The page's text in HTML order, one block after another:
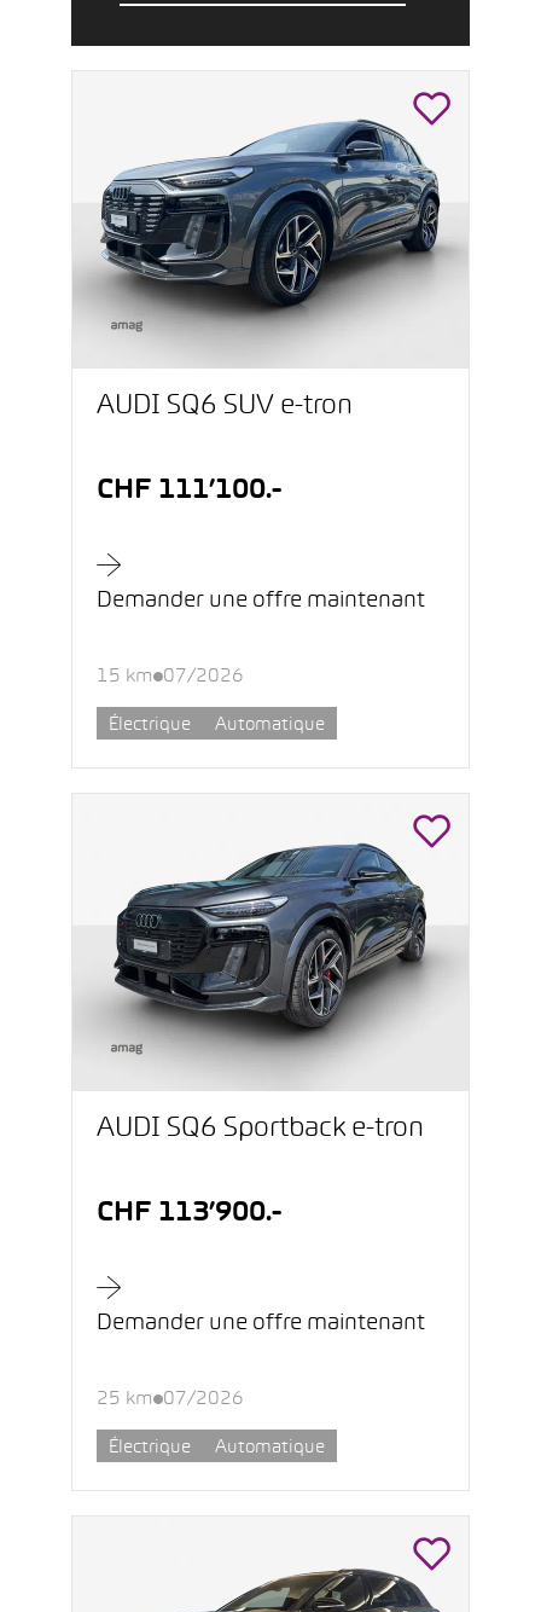
AUDI SQ6 SUV e-tron
CHF 111’100.-
Demander une offre maintenant
15 km 07/2026
Électrique Automatique
AUDI SQ6 Sportback e-tron
CHF 113’900.-
Demander une offre maintenant
25 km 07/2026
Électrique Automatique